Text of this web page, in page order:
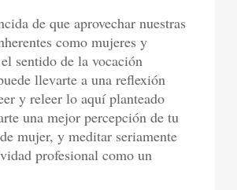
de que aprovechar nuestras
como mujeres y
sentido de la vocación
llevarte a una reflexión
y releer lo aquí planteado
una mejor percepción de tu
mujer, y meditar seriamente
profesional como un